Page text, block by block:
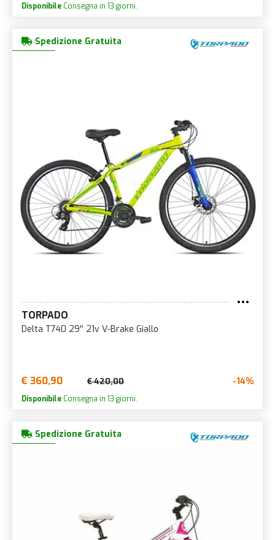
Disponibile Consegna in 13 giorni.
Spedizione Gratuita
TORPADO
Delta T740 29'' 21v V-Brake Giallo
€ 360,90 € 420,00 -14%
Disponibile Consegna in 13 giorni.
Spedizione Gratuita